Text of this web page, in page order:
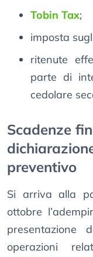
Tobin Tax;
imposta
ritenute
parte di
cedolare
Scadenze
preventivo
Si arriva alla
ottobre
presentazione
operazioni